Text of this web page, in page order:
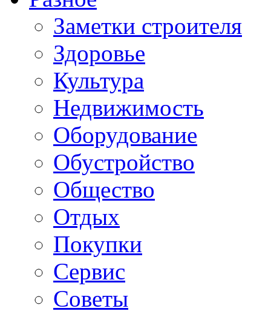
Заметки строителя
Здоровье
Культура
Недвижимость
Оборудование
Обустройство
Общество
Отдых
Покупки
Сервис
Советы